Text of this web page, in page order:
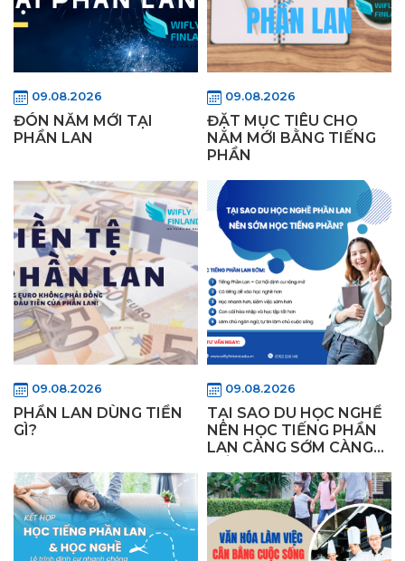
09.08.2026
ĐÓN NĂM MỚI TẠI
PHẦN LAN
09.08.2026
ĐẶT MỤC TIÊU CHO
NĂM MỚI BẰNG TIẾNG
PHẦN
09.08.2026
PHẦN LAN DÙNG TIỀN
GÌ?
09.08.2026
TẠI SAO DU HỌC NGHỀ
NÊN HỌC TIẾNG PHẦN
LAN CÀNG SỚM CÀNG